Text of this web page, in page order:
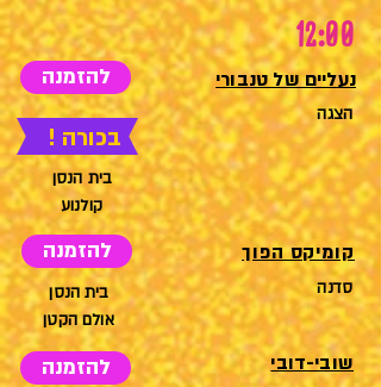
12:00
להזמנה
בכורה !
נעליים של טנבורי
הצגה
בית הנסן
קולנוע
להזמנה
בית הנסן
אולם הקטן
קומיקס הפוך
סדנה
להזמנה שובי-דובי